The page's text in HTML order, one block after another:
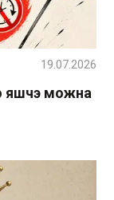
яшчэ можна
19.07.2026